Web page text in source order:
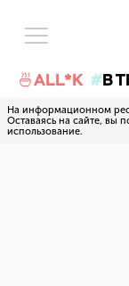
🍜ALL*K В
На информационном
Оставаясь на сайте, вы
использование.